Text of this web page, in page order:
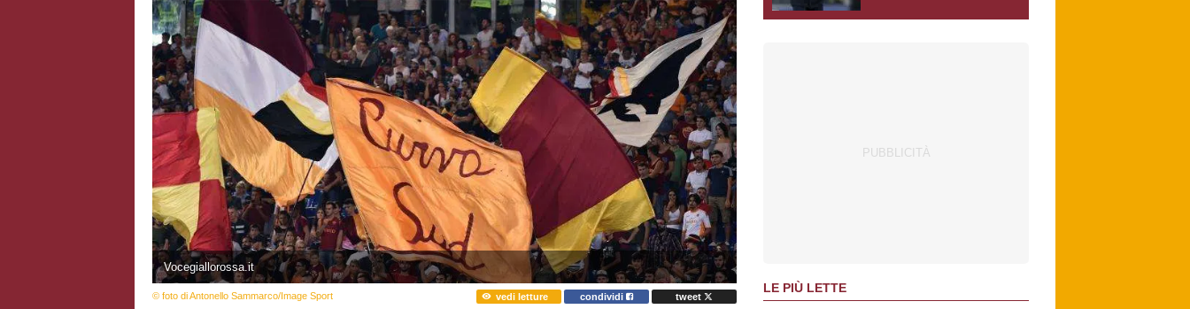
Vocegiallorossa.it
© foto di Antonello Sammarco/Image Sport vedi letture condividi tweet
LE PIÙ LETTE